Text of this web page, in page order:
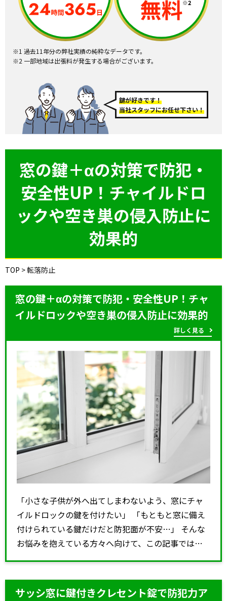
※1 過去11年分の弊社実績の純粋なデータです。
※2 一部地域は出張料が発生する場合がございます。
鍵が好きです！
当社スタッフにお任せ下さい！
窓の鍵＋αの対策で防犯・
安全性UP！チャイルドロ
ックや空き巣の侵入防止に
効果的
TOP >転落防止
窓の鍵＋αの対策で防犯・安全性UP！チャ
イルドロックや空き巣の侵入防止に効果的
詳しく見る
「小さな子供が外へ出てしまわないよう、窓にチャ
イルドロックの鍵を付けたい」 「もともと窓に備え
付けられている鍵だけだと防犯面が不安…」 そんな
お悩みを抱えている方々へ向けて、この記事では窓
の防犯・安全性を高める＋αアイテムなどをご紹介！
サッシ窓に鍵付きクレセント錠で防犯力ア